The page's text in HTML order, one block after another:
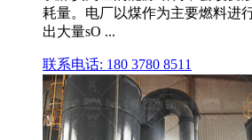
耗量。电厂以煤作为主要燃料进
出大量sO ...
联系电话: 180 3780 8511